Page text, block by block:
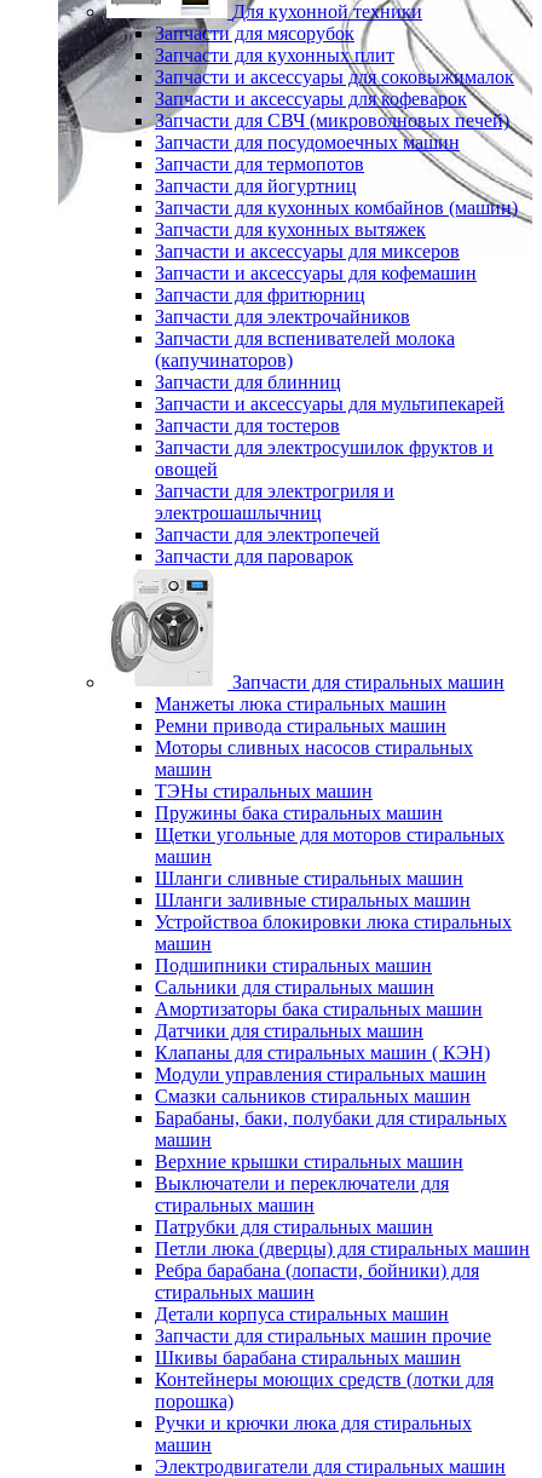
Для кухонной техники
Запчасти для мясорубок
Запчасти для кухонных плит
Запчасти и аксессуары для соковыжималок
Запчасти и аксессуары для кофеварок
Запчасти для СВЧ (микроволновых печей)
Запчасти для посудомоечных машин
Запчасти для термопотов
Запчасти для йогуртниц
Запчасти для кухонных комбайнов (машин)
Запчасти для кухонных вытяжек
Запчасти и аксессуары для миксеров
Запчасти и аксессуары для кофемашин
Запчасти для фритюрниц
Запчасти для электрочайников
Запчасти для вспенивателей молока
(капучинаторов)
Запчасти для блинниц
Запчасти и аксессуары для мультипекарей
Запчасти для тостеров
Запчасти для электросушилок фруктов и
овощей
Запчасти для электрогриля и
электрошашлычниц
Запчасти для электропечей
Запчасти для пароварок
Запчасти для стиральных машин
Манжеты люка стиральных машин
Ремни привода стиральных машин
Моторы сливных насосов стиральных
машин
ТЭНы стиральных машин
Пружины бака стиральных машин
Щетки угольные для моторов стиральных
машин
Шланги сливные стиральных машин
Шланги заливные стиральных машин
Устройствоа блокировки люка стиральных
машин
Подшипники стиральных машин
Сальники для стиральных машин
Амортизаторы бака стиральных машин
Датчики для стиральных машин
Клапаны для стиральных машин ( КЭН)
Модули управления стиральных машин
Смазки сальников стиральных машин
Барабаны, баки, полубаки для стиральных
машин
Верхние крышки стиральных машин
Выключатели и переключатели для
стиральных машин
Патрубки для стиральных машин
Петли люка (дверцы) для стиральных машин
Ребра барабана (лопасти, бойники) для
стиральных машин
Детали корпуса стиральных машин
Запчасти для стиральных машин прочие
Шкивы барабана стиральных машин
Контейнеры моющих средств (лотки для
порошка)
Ручки и крючки люка для стиральных
машин
Электродвигатели для стиральных машин